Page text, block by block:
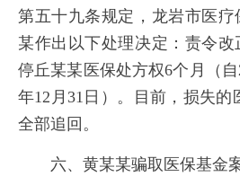
第五十九条规定，龙岩市医
某作出以下处理决定：责令
停丘某某医保处方权6个月（自
年12月31日）。目前，损失的
全部追回。
六、黄某某骗取医保基金